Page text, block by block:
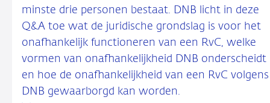
minste drie personen bestaat. DNB licht in deze
Q&A toe wat de juridische grondslag is voor het
onafhankelijk functioneren van een RvC, welke
vormen van onafhankelijkheid DNB onderscheidt
en hoe de onafhankelijkheid van een RvC volgens
DNB gewaarborgd kan worden.